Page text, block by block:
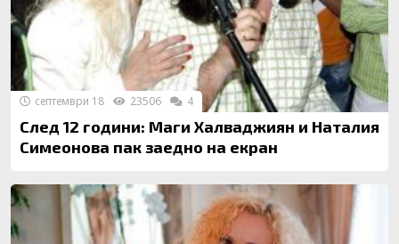
След 12 години: Маги Халваджиян и Наталия
Симеонова пак заедно на екран
септември 18 23506 4